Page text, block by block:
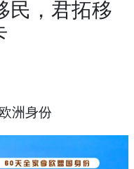
民，君拓移
洲身份